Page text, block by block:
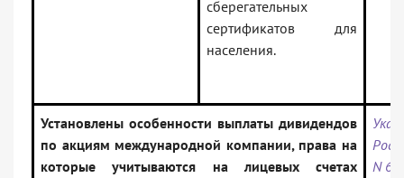
сберегательных
сертификатов для
населения.
Установлены особенности выплаты дивидендов
по акциям международной компании, права на
которые учитываются на лицевых счетах
N